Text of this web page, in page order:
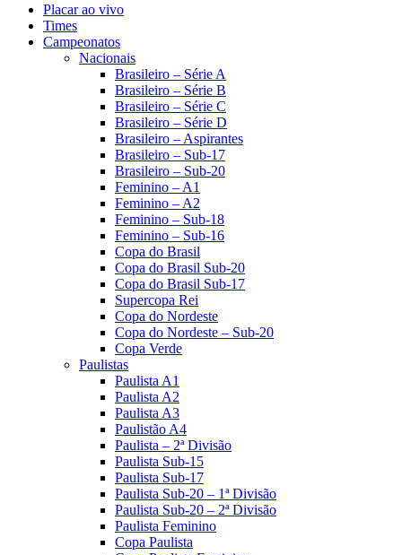
Placar ao vivo
Times
Campeonatos
Nacionais
Brasileiro – Série A
Brasileiro – Série B
Brasileiro – Série C
Brasileiro – Série D
Brasileiro – Aspirantes
Brasileiro – Sub-17
Brasileiro – Sub-20
Feminino – A1
Feminino – A2
Feminino – Sub-18
Feminino – Sub-16
Copa do Brasil
Copa do Brasil Sub-20
Copa do Brasil Sub-17
Supercopa Rei
Copa do Nordeste
Copa do Nordeste – Sub-20
Copa Verde
Paulistas
Paulista A1
Paulista A2
Paulista A3
Paulistão A4
Paulista – 2ª Divisão
Paulista Sub-15
Paulista Sub-17
Paulista Sub-20 – 1ª Divisão
Paulista Sub-20 – 2ª Divisão
Paulista Feminino
Copa Paulista